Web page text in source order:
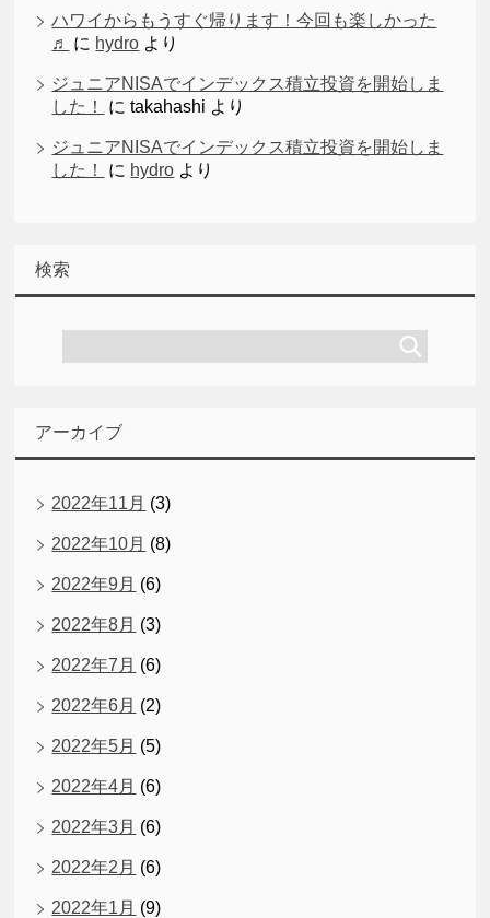
ハワイからもうすぐ帰ります！今回も楽しかった
♬
に hydro より
ジュニアNISAでインデックス積立投資を開始しま
した！
にtakahashi より
ジュニアNISAでインデックス積立投資を開始しま
した！
に hydro より
検索
アーカイブ
2022年11月 (3)
2022年10月 (8)
2022年9月 (6)
2022年8月 (3)
2022年7月 (6)
2022年6月 (2)
2022年5月 (5)
2022年4月 (6)
2022年3月 (6)
2022年2月 (6)
2022年1月 (9)